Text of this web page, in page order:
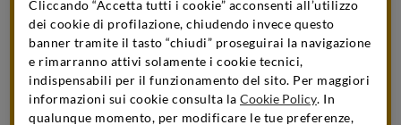
Accedi/Iscriviti
Scopri di più sul programma
Cliccando “Accetta tutti i cookie” acconsenti all’utilizzo
dei cookie di profilazione, chiudendo invece questo
banner tramite il tasto “chiudi” proseguirai la navigazione
e rimarranno attivi solamente i cookie tecnici,
indispensabili per il funzionamento del sito. Per maggiori
informazioni sui cookie consulta la Cookie Policy. In
qualunque momento, per modificare le tue preferenze,